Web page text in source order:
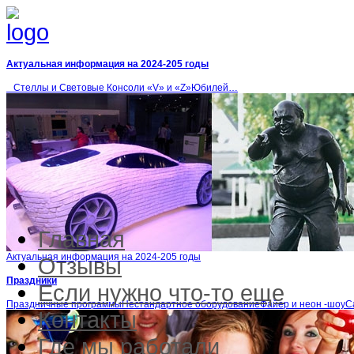
Актуальная информация на 2024-205 годы
Стеллы и Световые Консоли «V» и «Z»Юбилей…
Актуальная информация на 2024-205 годы
Праздники
Праздничные программыНестандартное оборудованиеФайер и неон -
Главная
Отзывы
Если нужно что-то еще
Контакты
Где мы работали